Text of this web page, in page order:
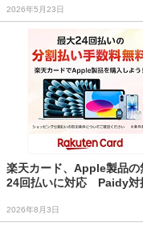
2026年5月23日
楽天カード、Apple製品の
24回払いに対応 Paidy対
2026年8月3日